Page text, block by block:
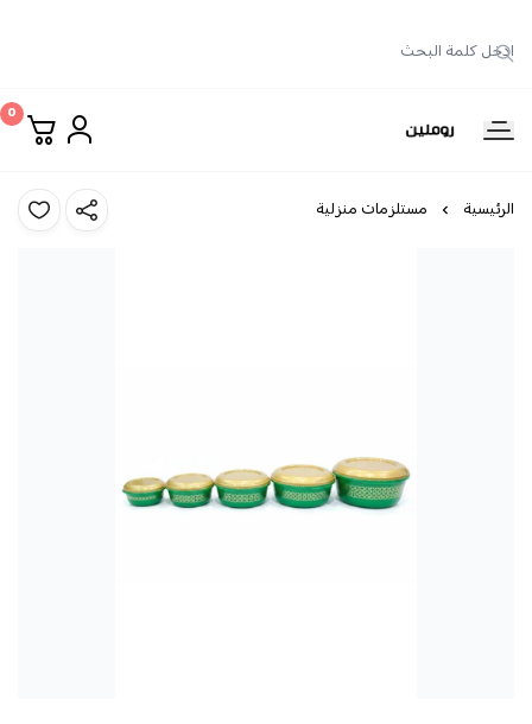
روملين
0
الرئيسية مستلزمات منزلية